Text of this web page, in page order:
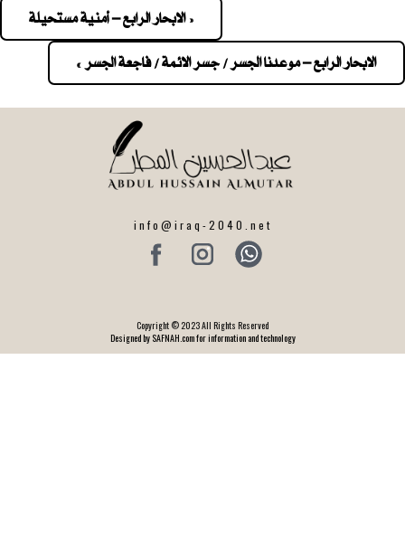
navigation
« الابحار الرابع – أمنية مستحيلة
الابحار الرابع – موعدنا الجسر / جسر الائمة / فاجعة الجسر »
info@iraq-2040.net
Copyright © 2023 All Rights Reserved
Designed by SAFNAH.com for information and technology